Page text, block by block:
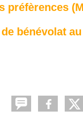
préfèrences
bénévolat